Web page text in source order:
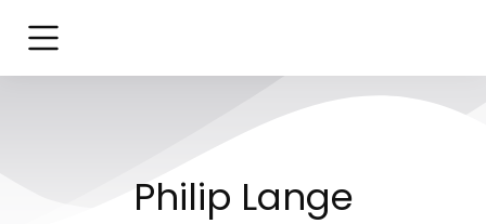
Philip Lange